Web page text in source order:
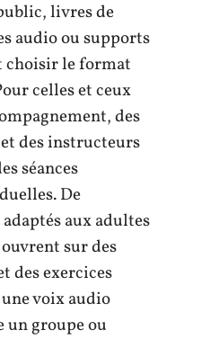
livres de
audio ou supports
choisir le format
celles et ceux
des
des instructeurs
séances
De
aux adultes
sur des
des exercices
voix audio
un groupe ou